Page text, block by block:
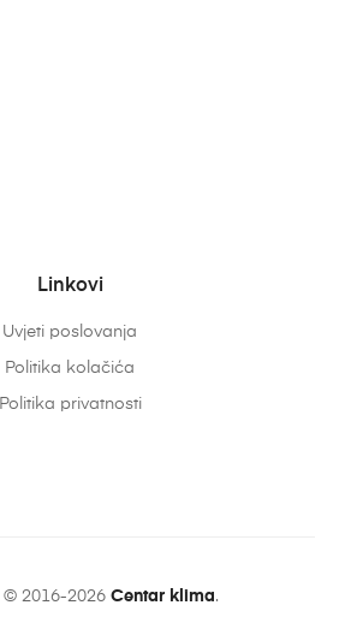
Linkovi
Uvjeti poslovanja
Politika kolačića
Politika privatnosti
2016-2026 Centar klima.